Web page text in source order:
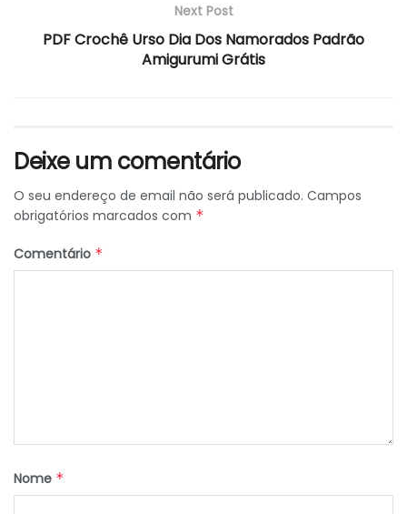
Next Post
PDF Crochê Urso Dia Dos Namorados Padrão
Amigurumi Grátis
Deixe um comentário
O seu endereço de email não será publicado. Campos
obrigatórios marcados com *
Comentário *
Nome *